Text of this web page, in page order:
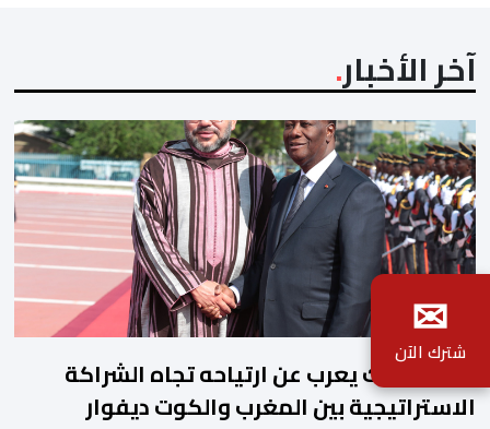
آخر الأخبار
جلالة الملك يعرب عن ارتياحه تجاه الشراكة
الاستراتيجية بين المغرب والكوت ديفوار
✉
شترك الآن